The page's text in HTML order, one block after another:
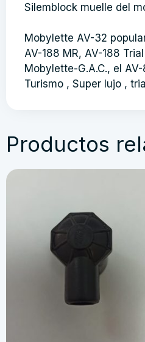
Silemblock muelle del
Mobylette AV-32
AV-188 MR, AV-188
Mobylette-G.A.C., el
Turismo , Super lujo ,
Productos